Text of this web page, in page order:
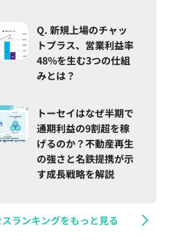
Q. 新規上場のチャッ
トプラス、営業利益率
48%を生む3つの仕組
みとは？
トーセイはなぜ半期で
通期利益の9割超を稼
げるのか？不動産再生
の強さと名鉄提携が示
す成長戦略を解説
スランキングをもっと見る